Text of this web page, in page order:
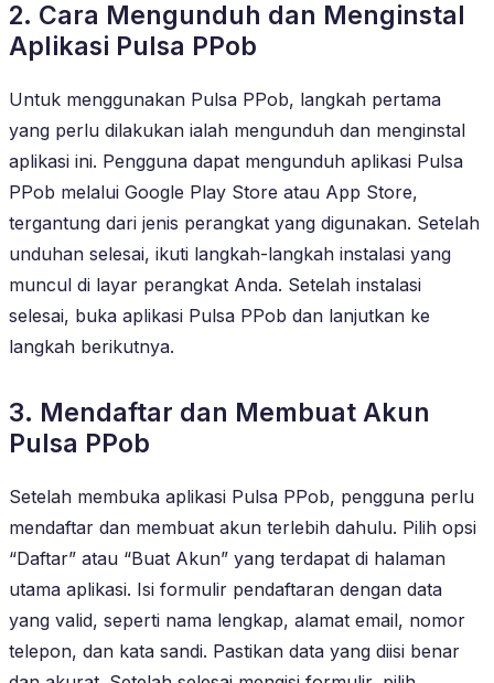
2. Cara Mengunduh dan Menginstal
Aplikasi Pulsa PPob
Untuk menggunakan Pulsa PPob, langkah pertama
yang perlu dilakukan ialah mengunduh dan menginstal
aplikasi ini. Pengguna dapat mengunduh aplikasi Pulsa
PPob melalui Google Play Store atau App Store,
tergantung dari jenis perangkat yang digunakan. Setelah
unduhan selesai, ikuti langkah-langkah instalasi yang
muncul di layar perangkat Anda. Setelah instalasi
selesai, buka aplikasi Pulsa PPob dan lanjutkan ke
langkah berikutnya.
3. Mendaftar dan Membuat Akun
Pulsa PPob
Setelah membuka aplikasi Pulsa PPob, pengguna perlu
mendaftar dan membuat akun terlebih dahulu. Pilih opsi
“Daftar” atau “Buat Akun” yang terdapat di halaman
utama aplikasi. Isi formulir pendaftaran dengan data
yang valid, seperti nama lengkap, alamat email, nomor
telepon, dan kata sandi. Pastikan data yang diisi benar